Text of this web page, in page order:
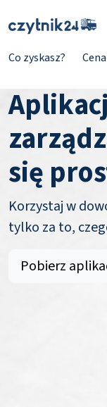
Co zyskasz? Cena
się
Korzystaj w
tylko za to,
Pobierz